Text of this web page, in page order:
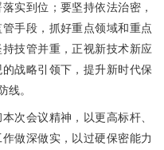
实到位；要坚持依法治密，
手段，抓好重点领域和重点
技管并重，正视新技术新应
战略引领下，提升新时代保
线。
次会议精神，以更高标杆、
做深做实，以过硬保密能力